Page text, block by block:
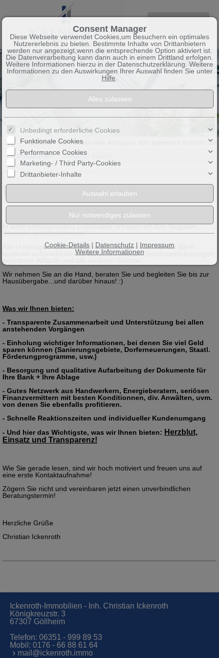
**Achtung!!! Wir haben viele Anfragen von solventen Kunden für
Informationen Infos für Käufer
Informationen für Käufer
In einer professionellen Erstanalyse erfragen wir Ihre Vorgaben,
Wünsche und Bedürfnisse!
Alle Unterlagen/ Daten zu Ihrer Immobilie werden für die Bank
qualitativ aufgearbeitet, wir kümmern uns um Terminvereinbarungen,
logistische Abläufe und alle weiteren Schritte!
Wir nehmen Sie an die Hand, beraten Sie und begleiten Sie bis zur
Hausübergabe...und darüber hinaus! :)
Was wir Ihnen bieten:
- Transparente Zusammenarbeit und Unterstützung bei allen
anstehenden Vorgängen
- Einholung wichtiger Informationen, bei denen Sie viel Geld
sparen können (Sanierungsgebiete, Dorferneuerungen, Staatl.
Förderungprogramme, usw.)
- Besorgung und qualitative Aufarbeitung der Dokumente für
Ihre Bank + Ihre Ablage
- Gutes Netzwerk aus Handwerkern, Energieberatern, seriösen
Finanzvermittern mit besten Konditionnen, div. Anwälten, uvm.
von denen Sie ebenfalls profitieren.
- Schnelle Reaktionszeiten und individueller Kundenumgang
- Und hier das Wichtigste, was wir Ihnen bieten: Herzblut,
Einsatz und Transparenz!
Wie Sie gerade lesen, sind wir hoch motiviert und freuen uns auf
eine erste Kontaktaufnahme!
Zögern Sie nicht und vereinbaren jetzt einen unverbindlichen
Beratungstermin!
Herzliche Grüße
Christian Ickenroth
Ickenroth-Immobilien - Inh. Christian Ickenroth
Königkreuzstr. 3
67307 Göllheim
Telefon: 06351 - 999 89 53
Mobil: 0176 - 66 88 61 64
mail@ickenroth.immo
Consent Manager
Diese Webseite verwendet Cookies,um Besuchern ein optimales
Nutzererlebnis zu bieten. Bestimmte Inhalte von Drittanbietern
werden nur angezeigt,wenn die entsprechende Option aktiviert ist.
Die Datenverarbeitung kann dann auch in einem Drittland erfolgen.
Weitere Informationen hierzu in der Datenschutzerklärung. Weitere
Informationen zu den Auswirkungen Ihrer Auswahl finden Sie unter
Hilfe
Unbedingt erforderliche Cookies
Funktionale Cookies
Performance Cookies
Marketing- / Third Party-Cookies
Drittanbieter-Inhalte
Cookie-Details | Datenschutz | Impressum
Weitere Informationen